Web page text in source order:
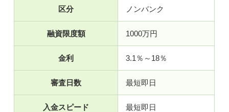
区分 ノンバンク
融資限度額 1000万円
金利 3.1％～18％
審査日数 最短即日
入金スピード 最短即日